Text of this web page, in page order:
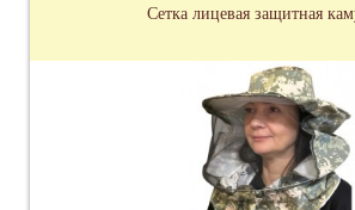
Сетка лицевая защитная